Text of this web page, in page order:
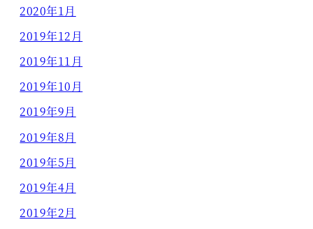
2020年1月
2019年12月
2019年11月
2019年10月
2019年9月
2019年8月
2019年5月
2019年4月
2019年2月